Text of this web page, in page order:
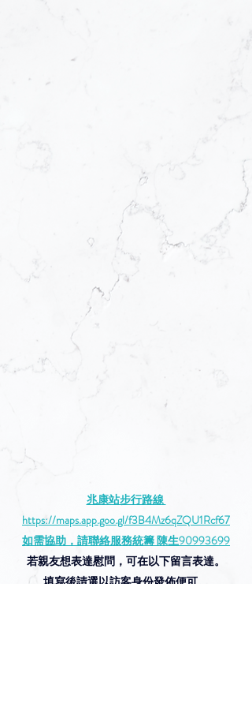
兆康站步行路線
https://maps.app.goo.gl/f3B4Mz6qZQU1Rcf67
如需協助，請聯絡服務統籌 陳生90993699
若親友想表達慰問，可在以下留言表達。
填寫後請選以訪客身份發佈便可。